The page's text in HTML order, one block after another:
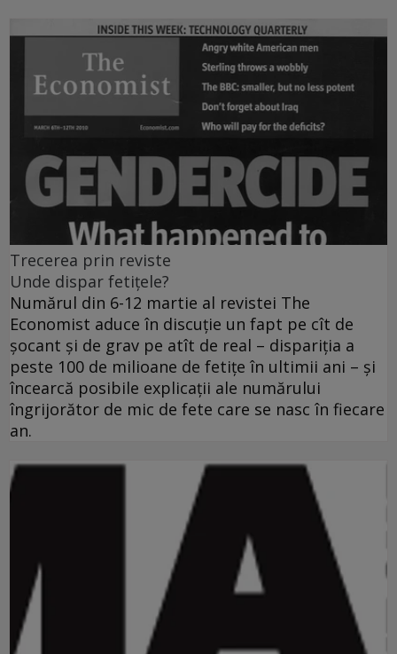
Trecerea prin reviste
Unde dispar fetiţele?
Numărul din 6-12 martie al revistei The
Economist aduce în discuţie un fapt pe cît de
şocant şi de grav pe atît de real – dispariţia a
peste 100 de milioane de fetiţe în ultimii ani – şi
încearcă posibile explicaţii ale numărului
îngrijorător de mic de fete care se nasc în fiecare
an.